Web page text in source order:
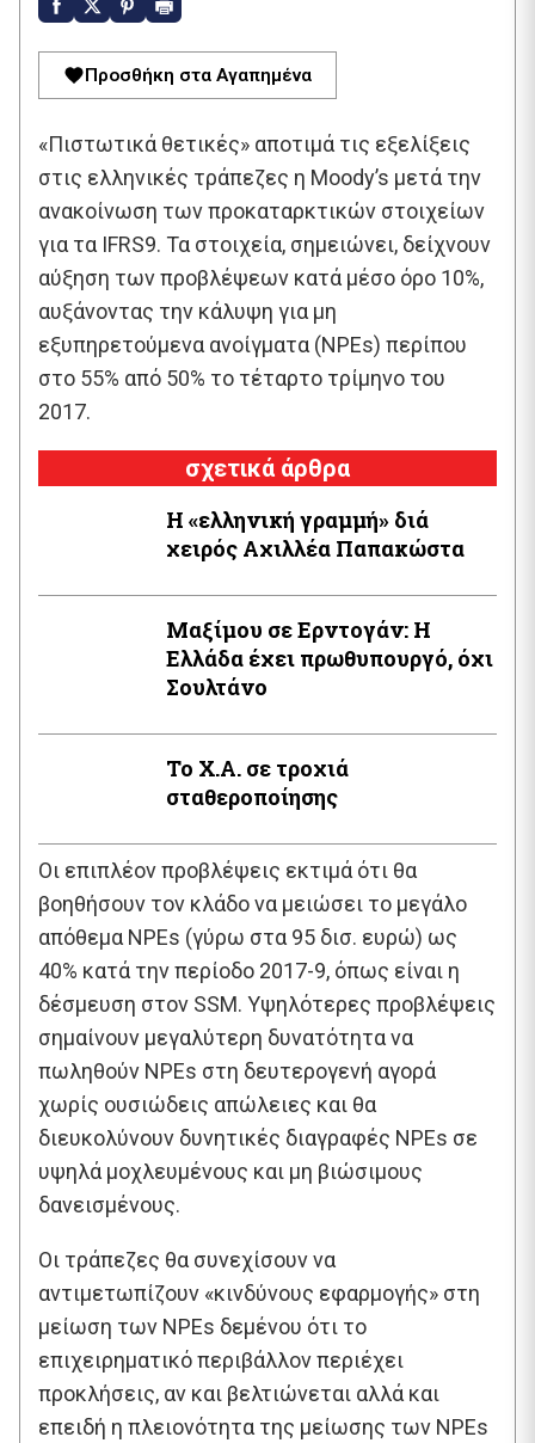
Προσθήκη στα Αγαπημένα
«Πιστωτικά θετικές» αποτιμά τις εξελίξεις
στις ελληνικές τράπεζες η Moody’s μετά την
ανακοίνωση των προκαταρκτικών στοιχείων
για τα IFRS9. Τα στοιχεία, σημειώνει, δείχνουν
αύξηση των προβλέψεων κατά μέσο όρο 10%,
αυξάνοντας την κάλυψη για μη
εξυπηρετούμενα ανοίγματα (NPEs) περίπου
στο 55% από 50% το τέταρτο τρίμηνο του
2017.
σχετικά άρθρα
Η «ελληνική γραμμή» διά
χειρός Aχιλλέα Παπακώστα
Μαξίμου σε Ερντογάν: Η
Ελλάδα έχει πρωθυπουργό, όχι
Σουλτάνο
Το Χ.Α. σε τροχιά
σταθεροποίησης
Οι επιπλέον προβλέψεις εκτιμά ότι θα
βοηθήσουν τον κλάδο να μειώσει το μεγάλο
απόθεμα NPEs (γύρω στα 95 δισ. ευρώ) ως
40% κατά την περίοδο 2017-9, όπως είναι η
δέσμευση στον SSM. Υψηλότερες προβλέψεις
σημαίνουν μεγαλύτερη δυνατότητα να
πωληθούν NPEs στη δευτερογενή αγορά
χωρίς ουσιώδεις απώλειες και θα
διευκολύνουν δυνητικές διαγραφές NPEs σε
υψηλά μοχλευμένους και μη βιώσιμους
δανεισμένους.
Οι τράπεζες θα συνεχίσουν να
αντιμετωπίζουν «κινδύνους εφαρμογής» στη
μείωση των NPEs δεμένου ότι το
επιχειρηματικό περιβάλλον περιέχει
προκλήσεις, αν και βελτιώνεται αλλά και
επειδή η πλειονότητα της μείωσης των NPEs